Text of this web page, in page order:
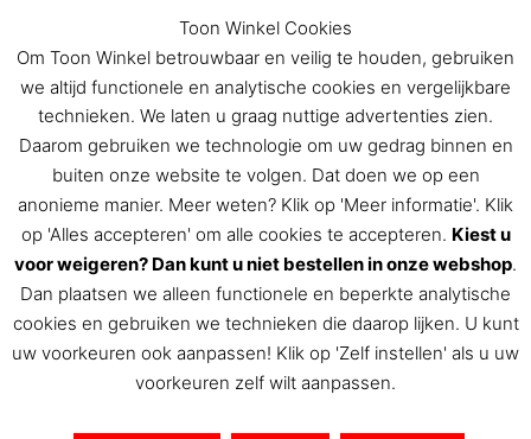
inhoud
De Toon Hermans winkel
Toon Winkel Cookies
Om Toon Winkel betrouwbaar en veilig te houden, gebruiken
we altijd functionele en analytische cookies en vergelijkbare
technieken. We laten u graag nuttige advertenties zien.
Daarom gebruiken we technologie om uw gedrag binnen en
buiten onze website te volgen. Dat doen we op een
anonieme manier. Meer weten? Klik op 'Meer informatie'. Klik
op 'Alles accepteren' om alle cookies te accepteren. Kiest u
voor weigeren? Dan kunt u niet bestellen in onze webshop.
Dan plaatsen we alleen functionele en beperkte analytische
cookies en gebruiken we technieken die daarop lijken. U kunt
uw voorkeuren ook aanpassen! Klik op 'Zelf instellen' als u uw
voorkeuren zelf wilt aanpassen.